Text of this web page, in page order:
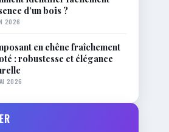
d’un bois ?
2026
en chêne fraîchement
: robustesse et élégance
2026